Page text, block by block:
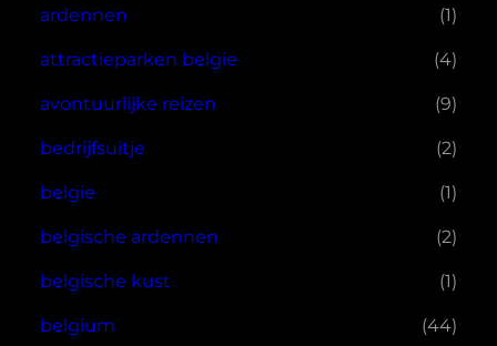
ardennen (1)
attractieparken belgie (4)
avontuurlijke reizen (9)
bedrijfsuitje (2)
belgie (1)
belgische ardennen (2)
belgische kust (1)
belgium (44)